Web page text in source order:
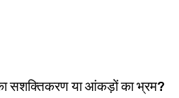
सशक्तिकरण या आंकड़ों का भ्रम?